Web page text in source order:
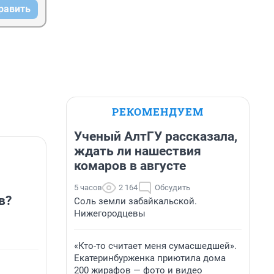
РЕКОМЕНДУЕМ
Ученый АлтГУ рассказала,
ждать ли нашествия
комаров в августе
5 часов 2 164 Обсудить
Соль земли забайкальской.
Нижегородцевы
«Кто-то считает меня сумасшедшей».
Екатеринбурженка приютила дома
200 жирафов — фото и видео